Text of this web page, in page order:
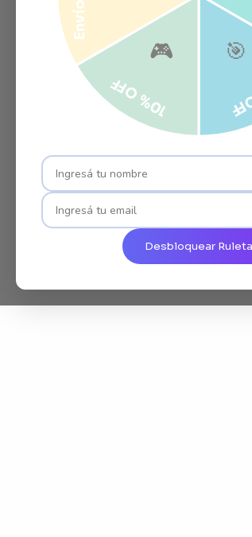
🎯
10% OFF
🎮
Desbloquear Ruleta